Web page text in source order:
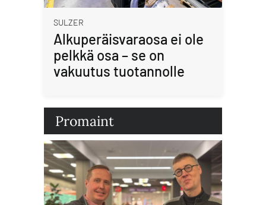
SULZER
Alkuperäisvaraosa ei ole
pelkkä osa – se on
vakuutus tuotannolle
Promaint